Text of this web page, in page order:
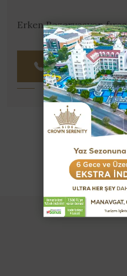
Erken Rezervasyon
0242 212 17 95